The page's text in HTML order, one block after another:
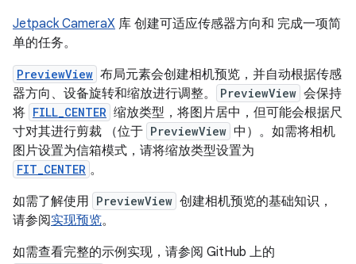
Jetpack CameraX 库 创建可适应传感器方向和 完成一项简
单的任务。
PreviewView 布局元素会创建相机预览，并自动根据传感
器方向、设备旋转和缩放进行调整。
PreviewView 会保持
将 FILL_CENTER 缩放类型，将图片居中，但可能会根据尺
寸对其进行剪裁 （位于 PreviewView 中）。如需将相机
图片设置为信箱模式，请将缩放类型设置为
FIT_CENTER 。
如需了解使用 PreviewView 创建相机预览的基础知识，
请参阅实现预览。
如需查看完整的示例实现，请参阅 GitHub 上的